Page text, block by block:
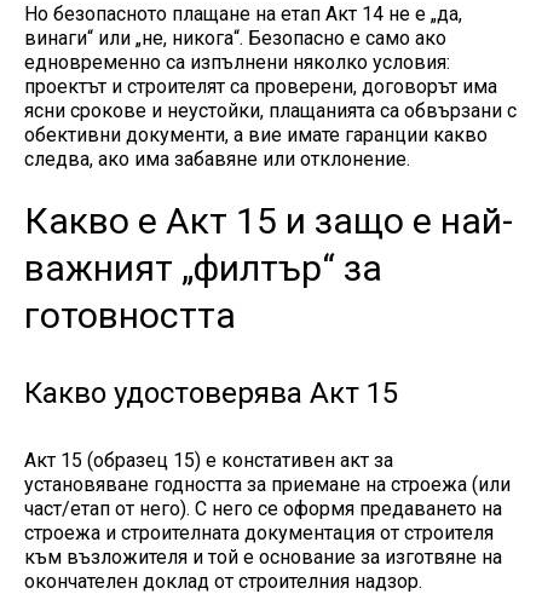
Но безопасното плащане на етап Акт 14 не е „да,
винаги“ или „не, никога“. Безопасно е само ако
едновременно са изпълнени няколко условия:
проектът и строителят са проверени, договорът има
ясни срокове и неустойки, плащанията са обвързани с
обективни документи, а вие имате гаранции какво
следва, ако има забавяне или отклонение.
Какво е Акт 15 и защо е най-
важният „филтър“ за
готовността
Какво удостоверява Акт 15
Акт 15 (образец 15) е констативен акт за
установяване годността за приемане на строежа (или
част/етап от него). С него се оформя предаването на
строежа и строителната документация от строителя
към възложителя и той е основание за изготвяне на
окончателен доклад от строителния надзор.